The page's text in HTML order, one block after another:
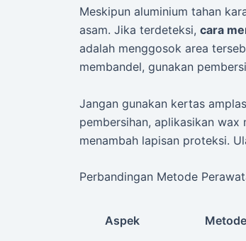
Meskipun aluminium tahan
asam. Jika terdeteksi, cara
adalah menggosok area
membandel, gunakan
Jangan gunakan kertas
pembersihan, aplikasikan
menambah lapisan proteksi.
Perbandingan Metode
Aspek